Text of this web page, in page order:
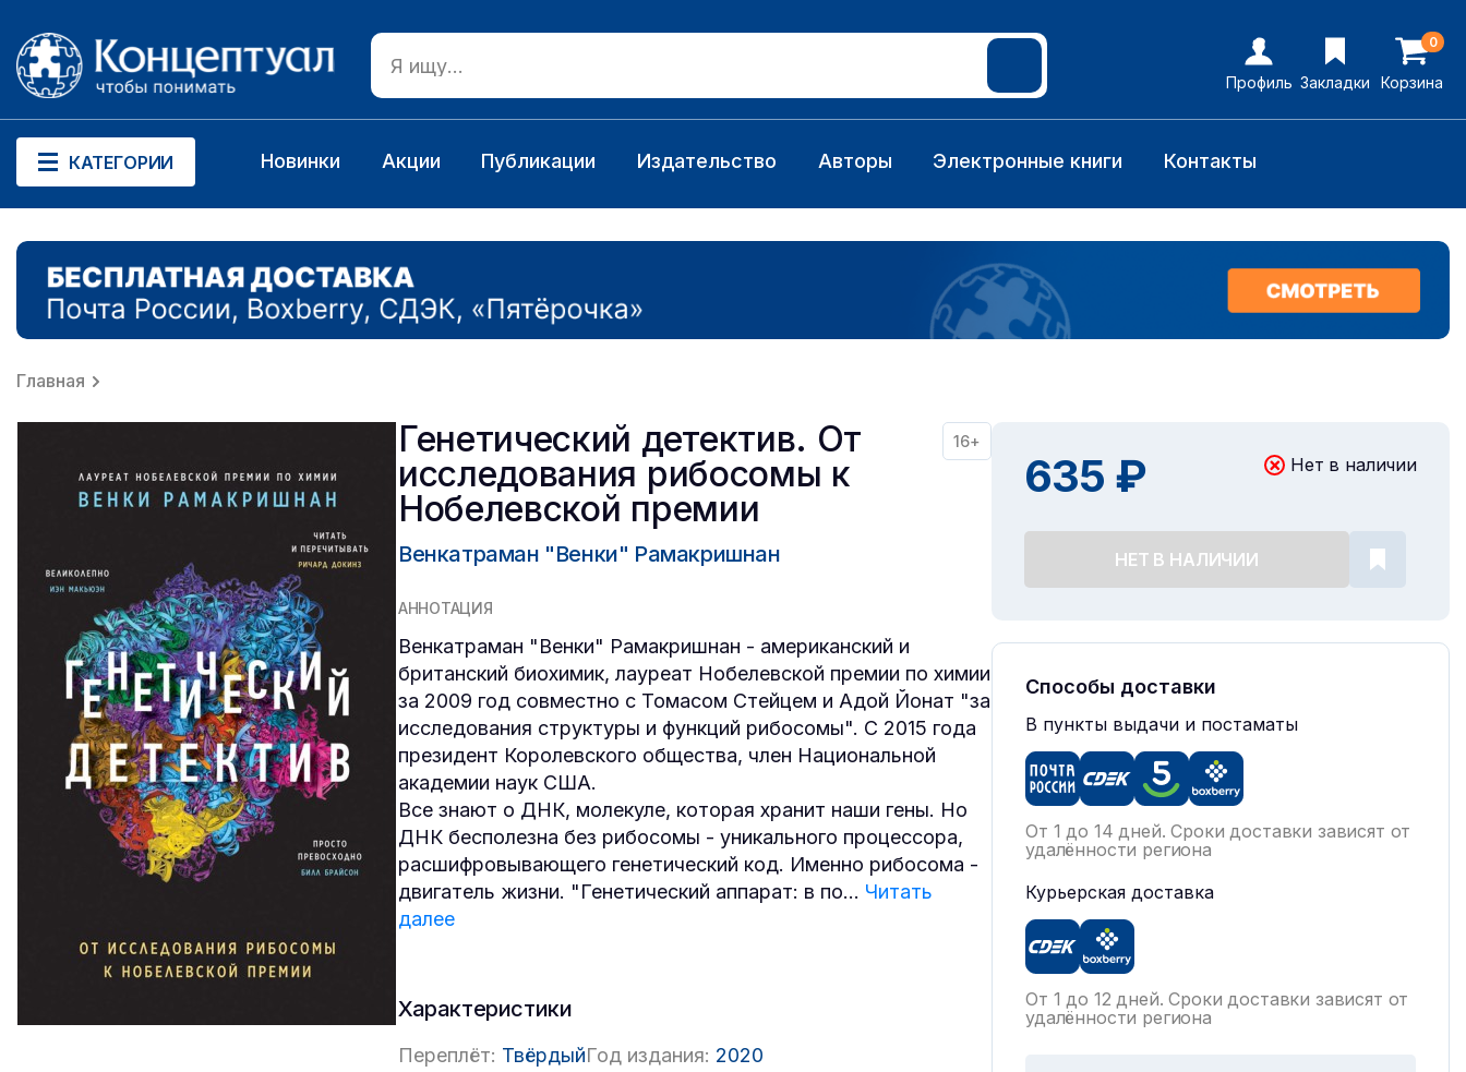
Профиль Закладки
0
Корзина
КАТЕГОРИИ Новинки Акции Публикации Издательство Авторы Электронные книги Контакты
Главная
Генетический детектив. От
исследования рибосомы к
Нобелевской премии
16+
Венкатраман "Венки" Рамакришнан
АННОТАЦИЯ
Венкатраман "Венки" Рамакришнан - американский и
британский биохимик, лауреат Нобелевской премии по химии
за 2009 год совместно с Томасом Стейцем и Адой Йонат "за
исследования структуры и функций рибосомы". С 2015 года
президент Королевского общества, член Национальной
академии наук США.
Все знают о ДНК, молекуле, которая хранит наши гены. Но
ДНК бесполезна без рибосомы - уникального процессора,
расшифровывающего генетический код. Именно рибосома -
двигатель жизни. "Генетический аппарат: в по... Читать
далее
Характеристики
Переплёт: ТвёрдыйГод издания: 2020
635 ₽ Нет в наличии
НЕТ В НАЛИЧИИ
Способы доставки
В пункты выдачи и постаматы
От 1 до 14 дней. Сроки доставки зависят от
удалённости региона
Курьерская доставка
От 1 до 12 дней. Сроки доставки зависят от
удалённости региона